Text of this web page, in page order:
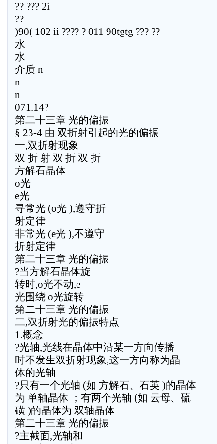
?? ??? 2i
??
)90( 102 ii ???? ? 011 90tgtg ??? ??
水
水
介质 n
n
n
071.14?
第二十三章 光的偏振
§ 23-4 由 双折射引起的光的偏振
一,双折射现象
双 折 射 双 折 双 折
方解石晶体
o光
e光
寻常光 (o光 ),遵守折
射定律
非常光 (e光 ),不遵守
折射定律
第二十三章 光的偏振
?当方解石晶体旋
转时,o光不动,e
光围绕 o光旋转
第二十三章 光的偏振
二,双折射光的偏振特点
1.概念
?光轴,光线在晶体中沿某一方向传播
时不发生双折射现象,这一方向称为晶
体的光轴
?只有一个光轴 (如 方解石、石英 )的晶体
为 单轴晶体 ；有两个光轴 (如 云母、硫
磺 )的晶体为 双轴晶体
第二十三章 光的偏振
?主截面,光轴和